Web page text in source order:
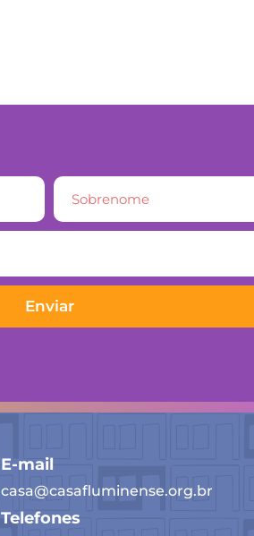
Enviar
E-mail
casa@casafluminense.org.br
Telefones